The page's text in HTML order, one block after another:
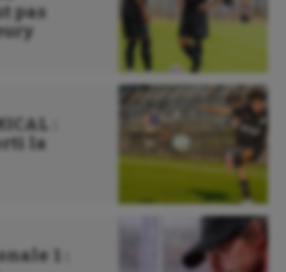
pas
:
la
1 :